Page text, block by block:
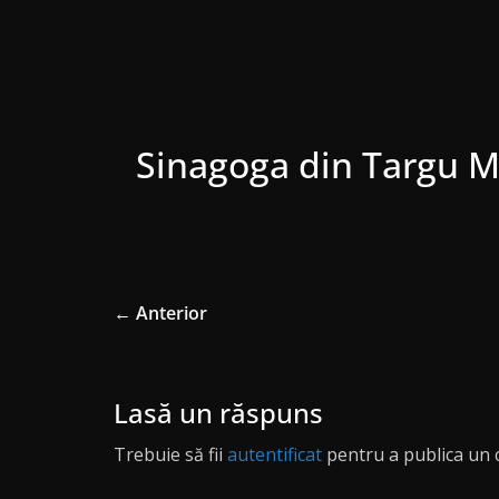
Sinagoga din Targu
← Anterior
Lasă un răspuns
Trebuie să fii autentificat pentru a publica un